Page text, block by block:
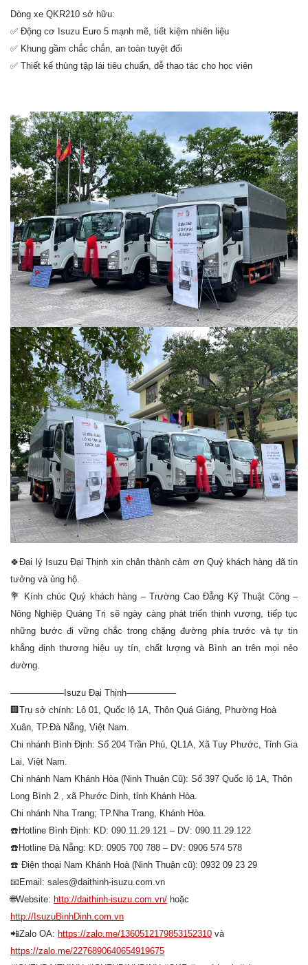
Dòng xe QKR210 sở hữu:
✅ Động cơ Isuzu Euro 5 mạnh mẽ, tiết kiệm nhiên liệu
✅ Khung gầm chắc chắn, an toàn tuyệt đối
✅ Thiết kế thùng tập lái tiêu chuẩn, dễ thao tác cho học viên
🍀Đại lý Isuzu Đại Thịnh xin chân thành cảm ơn Quý khách hàng đã tin
tưởng và ủng hộ.
💐
Kính chúc Quý khách hàng – Trường Cao Đẳng Kỹ Thuật Công –
Nông Nghiệp Quảng Trị sẽ ngày càng phát triển thịnh vượng, tiếp tục
những bước đi vững chắc trong chặng đường phía trước và tự tin
khẳng định thương hiệu uy tín, chất lượng và Bình an trên mọi nẻo
đường.
——————Isuzu Đại Thịnh—————–
🏢Trụ sở chính: Lô 01, Quốc lộ 1A, Thôn Quá Giáng, Phường Hoà
Xuân, TP.Đà Nẵng, Việt Nam.
Chi nhánh Bình Định: Số 204 Trần Phú, QL1A, Xã Tuy Phước, Tỉnh Gia
Lai, Việt Nam.
Chi nhánh Nam Khánh Hòa (Ninh Thuận Cũ): Số 397 Quốc lộ 1A, Thôn
Long Bình 2 , xã Phước Dinh, tỉnh Khánh Hòa.
Chi nhánh Nha Trang; TP.Nha Trang, Khánh Hòa.
☎️Hotline Bình Định: KD: 090.11.29.121 – DV: 090.11.29.122
☎️Hotline Đà Nẵng: KD: 0905 700 788 – DV: 0906 574 578
☎️ Điện thoại Nam Khánh Hoà (Ninh Thuận cũ): 0932 09 23 29
📧Email: sales@daithinh-isuzu.com.vn
🌐Website: http://daithinh-isuzu.com.vn/ hoặc
http://IsuzuBinhDinh.com.vn
📲Zalo OA: https://zalo.me/1360512179853152310 và
https://zalo.me/2276890640654919675